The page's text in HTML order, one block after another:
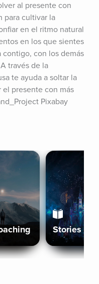
al presente con
para cultivar la
en el ritmo natural
en los que sientes
con los demás
través de la
te ayuda a soltar la
presente con más
Pixabay
Stories